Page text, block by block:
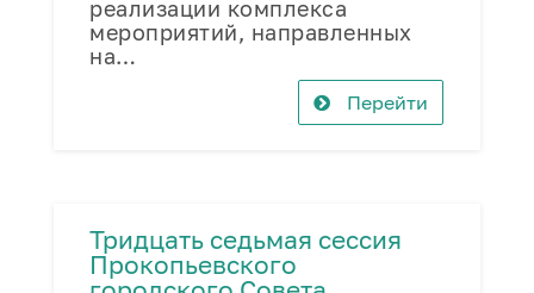
реализации комплекса
мероприятий, направленных
на…
Перейти
Тридцать седьмая сессия
Прокопьевского